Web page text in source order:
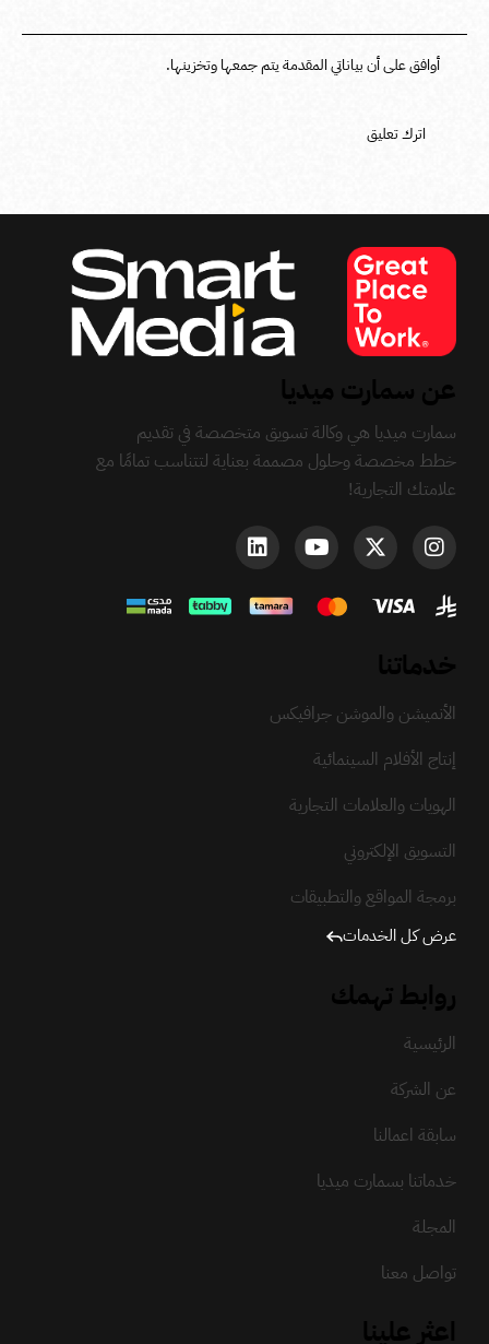
أوافق على أن بياناتي المقدمة يتم جمعها وتخزينها.
سمارت ميديا هي وكالة تسويق متخصصة في تقديم
خطط مخصصة وحلول مصممة بعناية لتتناسب تمامًا مع
علامتك التجارية!
الأنميشن والموشن جرافيكس
إنتاج الأفلام السينمائية
الهويات والعلامات التجارية
التسويق الإلكتروني
برمجة المواقع والتطبيقات
عرض كل الخدمات
الرئيسية
عن الشركة
سابقة اعمالنا
خدماتنا بسمارت ميديا
المجلة
تواصل معنا